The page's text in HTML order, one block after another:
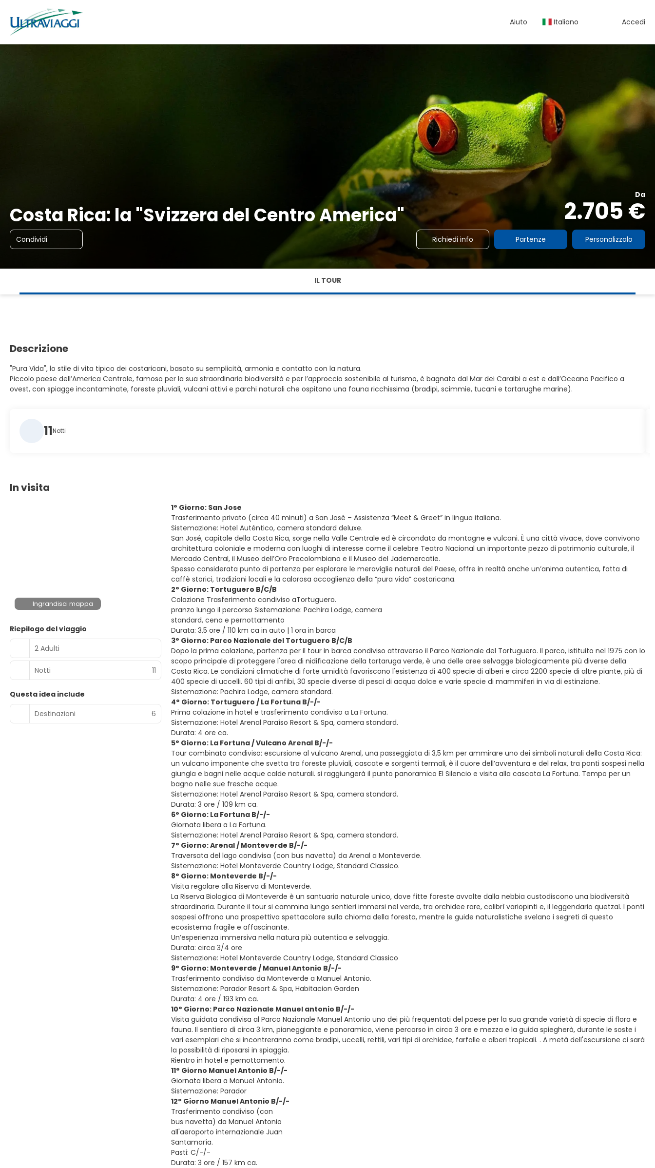
Aiuto Italiano Accedi
Costa Rica: la "Svizzera del Centro America"
Da
2.705 €
Condividi Richiedi info Partenze Personalizzalo
IL TOUR
Descrizione
"Pura Vida", lo stile di vita tipico dei costaricani, basato su semplicità, armonia e contatto con la natura.
Piccolo paese dell’America Centrale, famoso per la sua straordinaria biodiversità e per l’approccio sostenibile al turismo, è bagnato dal Mar dei Caraibi a est e dall’Oceano Pacifico a
ovest, con spiagge incontaminate, foreste pluviali, vulcani attivi e parchi naturali che ospitano una fauna ricchissima (bradipi, scimmie, tucani e tartarughe marine).
11Notti
In visita
Ingrandisci mappa
Riepilogo del viaggio
2 Adulti
Notti 11
Questa idea include
Destinazioni
6
1° Giorno: San Jose
Trasferimento privato (circa 40 minuti) a San José – Assistenza “Meet & Greet” in lingua italiana.
Sistemazione: Hotel Auténtico, camera standard deluxe.
San José, capitale della Costa Rica, sorge nella Valle Centrale ed è circondata da montagne e vulcani. È una città vivace, dove convivono
architettura coloniale e moderna con luoghi di interesse come il celebre Teatro Nacional un importante pezzo di patrimonio culturale, il
Mercado Central, il Museo dell’Oro Precolombiano e il Museo del Jademercatie.
Spesso considerata punto di partenza per esplorare le meraviglie naturali del Paese, offre in realtà anche un’anima autentica, fatta di
caffè storici, tradizioni locali e la calorosa accoglienza della “pura vida” costaricana.
2° Giorno: Tortuguero B/C/B
Colazione Trasferimento condiviso aTortuguero.
pranzo lungo il percorso Sistemazione: Pachira Lodge, camera
standard, cena e pernottamento
Durata: 3,5 ore / 110 km ca in auto | 1 ora in barca
3° Giorno: Parco Nazionale del Tortuguero B/C/B
Dopo la prima colazione, partenza per il tour in barca condiviso attraverso il Parco Nazionale del Tortuguero. Il parco, istituito nel 1975 con lo
scopo principale di proteggere l'area di nidificazione della tartaruga verde, è una delle aree selvagge biologicamente più diverse della
Costa Rica. Le condizioni climatiche di forte umidità favoriscono l'esistenza di 400 specie di alberi e circa 2200 specie di altre piante, più di
400 specie di uccelli. 60 tipi di anfibi, 30 specie diverse di pesci di acqua dolce e varie specie di mammiferi in via di estinzione.
Sistemazione: Pachira Lodge, camera standard.
4° Giorno: Tortuguero / La Fortuna B/-/-
Prima colazione in hotel e trasferimento condiviso a La Fortuna.
Sistemazione: Hotel Arenal Paraíso Resort & Spa, camera standard.
Durata: 4 ore ca.
5° Giorno: La Fortuna / Vulcano Arenal B/-/-
Tour combinato condiviso: escursione al vulcano Arenal, una passeggiata di 3,5 km per ammirare uno dei simboli naturali della Costa Rica:
un vulcano imponente che svetta tra foreste pluviali, cascate e sorgenti termali, è il cuore dell’avventura e del relax, tra ponti sospesi nella
giungla e bagni nelle acque calde naturali. si raggiungerà il punto panoramico El Silencio e visita alla cascata La Fortuna. Tempo per un
bagno nelle sue fresche acque.
Sistemazione: Hotel Arenal Paraíso Resort & Spa, camera standard.
Durata: 3 ore / 109 km ca.
6° Giorno: La Fortuna B/-/-
Giornata libera a La Fortuna.
Sistemazione: Hotel Arenal Paraíso Resort & Spa, camera standard.
7° Giorno: Arenal / Monteverde B/-/-
Traversata del lago condivisa (con bus navetta) da Arenal a Monteverde.
Sistemazione: Hotel Monteverde Country Lodge, Standard Classico.
8° Giorno: Monteverde B/-/-
Visita regolare alla Riserva di Monteverde.
La Riserva Biologica di Monteverde è un santuario naturale unico, dove fitte foreste avvolte dalla nebbia custodiscono una biodiversità
straordinaria. Durante il tour si cammina lungo sentieri immersi nel verde, tra orchidee rare, colibrì variopinti e, il leggendario quetzal. I ponti
sospesi offrono una prospettiva spettacolare sulla chioma della foresta, mentre le guide naturalistiche svelano i segreti di questo
ecosistema fragile e affascinante.
Un’esperienza immersiva nella natura più autentica e selvaggia.
Durata: circa 3/4 ore
Sistemazione: Hotel Monteverde Country Lodge, Standard Classico
9° Giorno: Monteverde / Manuel Antonio B/-/-
Trasferimento condiviso da Monteverde a Manuel Antonio.
Sistemazione: Parador Resort & Spa, Habitacion Garden
Durata: 4 ore / 193 km ca.
10° Giorno: Parco Nazionale Manuel antonio B/-/-
Visita guidata condivisa al Parco Nazionale Manuel Antonio uno dei più frequentati del paese per la sua grande varietà di specie di flora e
fauna. Il sentiero di circa 3 km, pianeggiante e panoramico, viene percorso in circa 3 ore e mezza e la guida spiegherà, durante le soste i
vari esemplari che si incontreranno come bradipi, uccelli, rettili, vari tipi di orchidee, farfalle e alberi tropicali. . A metà dell'escursione ci sarà
la possibilità di riposarsi in spiaggia.
Rientro in hotel e pernottamento.
11° Giorno Manuel Antonio B/-/-
Giornata libera a Manuel Antonio.
Sistemazione: Parador
12° Giorno Manuel Antonio B/-/-
Trasferimento condiviso (con
bus navetta) da Manuel Antonio
all'aeroporto internazionale Juan
Santamaría.
Pasti: C/-/-
Durata: 3 ore / 157 km ca.